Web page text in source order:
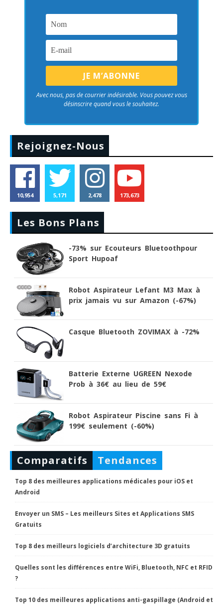
Avec nous, pas de courrier indésirable. Vous pouvez vous
désinscrire quand vous le souhaitez.
Rejoignez-Nous
10,954 5,171 2,478 173,673
Les Bons Plans
-73% sur Ecouteurs Bluetoothpour
Sport Hupoaf
Robot Aspirateur Lefant M3 Max à
prix jamais vu sur Amazon (-67%)
Casque Bluetooth ZOVIMAX à -72%
Batterie Externe UGREEN Nexode
Prob à 36€ au lieu de 59€
Robot Aspirateur Piscine sans Fi à
199€ seulement (-60%)
Comparatifs Tendances
Top 8 des meilleures applications médicales pour iOS et
Android
Envoyer un SMS – Les meilleurs Sites et Applications SMS
Gratuits
Top 8 des meilleurs logiciels d’architecture 3D gratuits
Quelles sont les différences entre WiFi, Bluetooth, NFC et RFID
?
Top 10 des meilleures applications anti-gaspillage (Android et